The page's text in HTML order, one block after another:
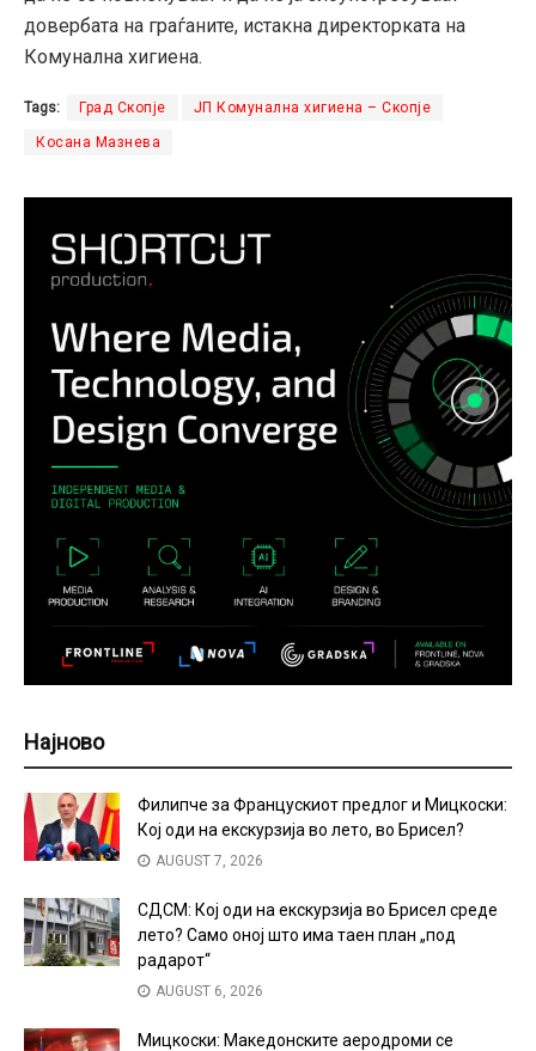
довербата на граѓаните, истакна директорката на
Комунална хигиена.
Tags: Град Скопје ЈП Комунална хигиена – Скопје
Косана Мазнева
Најново
Филипче за Францускиот предлог и Мицкоски:
Кој оди на екскурзија во лето, во Брисел?
AUGUST 7, 2026
СДСМ: Кој оди на екскурзија во Брисел среде
лето? Само оној што има таен план „под
радарот“
AUGUST 6, 2026
Мицкоски: Македонските аеродроми се